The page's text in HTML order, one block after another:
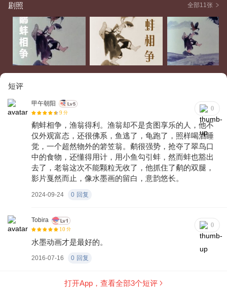
剧照 全部11张
短评
甲午朝阳
9 分
0
鹬蚌相争，渔翁得利。渔翁却不是贪图享乐的人，他不
仅外观富态，还很佛系，鱼逃了，龟跑了，照样喝酒睡
觉，一个超然物外的箬笠翁。鹬很强势，抢夺了翠鸟口
中的食物，还懂得用计，用小鱼勾引蚌，然而蚌也豁出
去了，老翁这次不能颗粒无收了，他抓住了鹬的双腿，
影片戛然而止，像水墨画的留白，意韵悠长。
2024-09-24 0 回复
Tobira
10 分
0
水墨动画才是最好的。
2016-07-16 0 回复
打开App，查看全部3个短评